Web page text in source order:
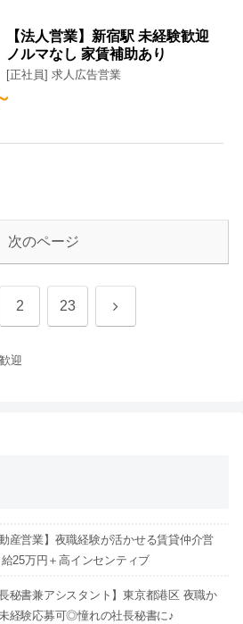
【法人営業】新宿駅 未経験歓迎
ノルマなし 家賃補助あり
[正社員] 求人広告営業
次のページ
2 23
迎
動産営業】夜職経験が活かせる賃貸仲介営
25万円＋高インセンティブ
長秘書兼アシスタント】東京都港区 夜職か
経験応募可◎憧れの社長秘書に♪